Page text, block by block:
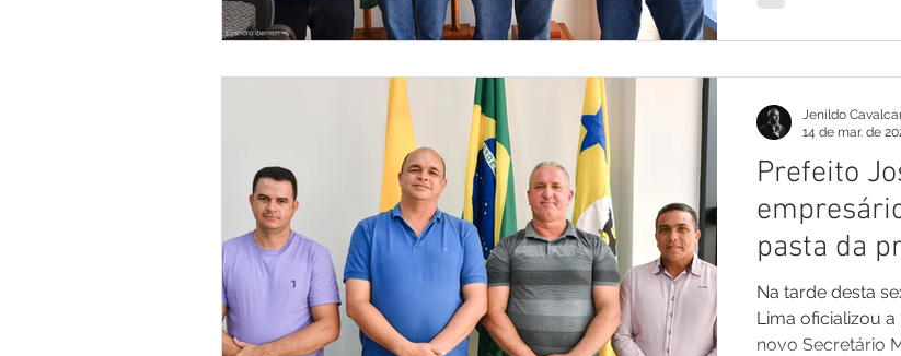
Saúde Vigilãncia Sanitária
Prefeito
pasta da
Na tarde desta
Lima oficializou
novo Secretário
Jenildo
14 de mar. de